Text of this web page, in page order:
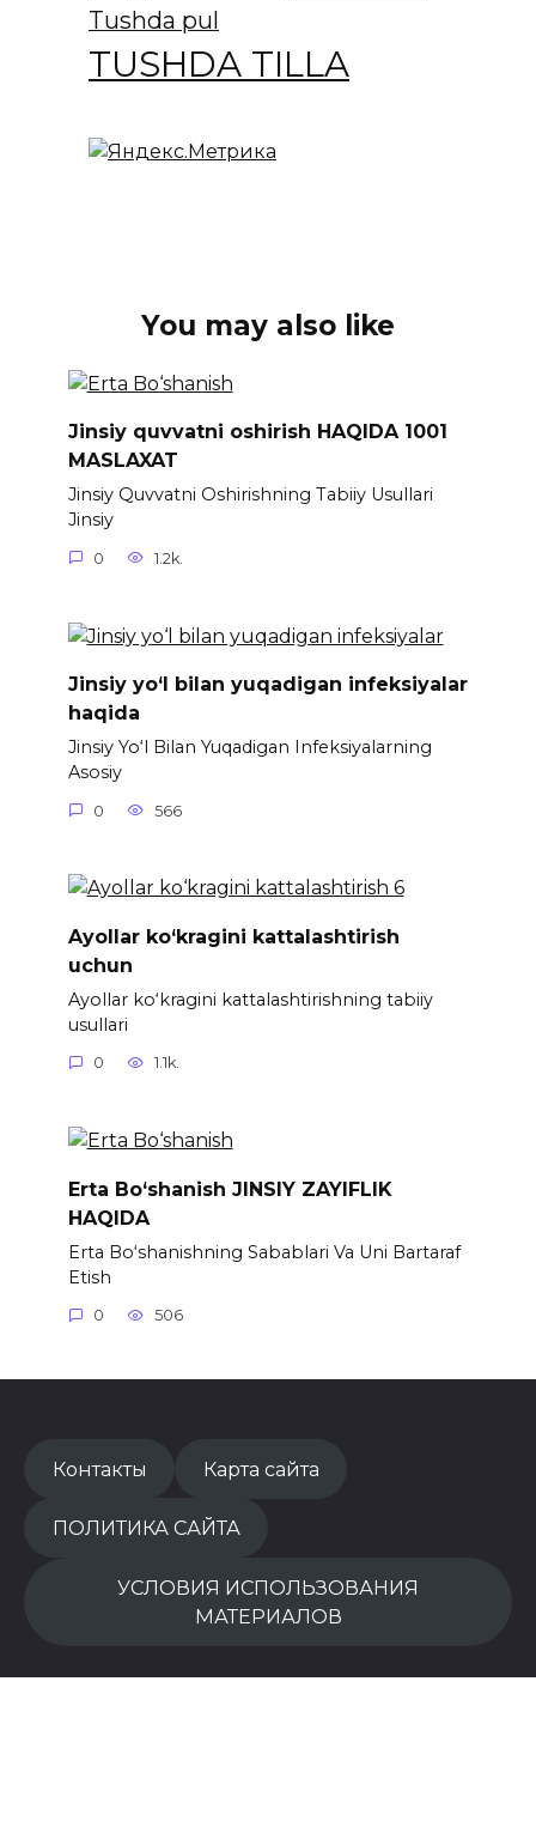
Tushda pul
TUSHDA TILLA
You may also like
Jinsiy quvvatni oshirish HAQIDA 1001
MASLAXAT
Jinsiy Quvvatni Oshirishning Tabiiy Usullari
Jinsiy
0 1.2k.
Jinsiy yo‘l bilan yuqadigan infeksiyalar
haqida
Jinsiy Yo‘l Bilan Yuqadigan Infeksiyalarning
Asosiy
0 566
Ayollar ko‘kragini kattalashtirish
uchun
Ayollar ko‘kragini kattalashtirishning tabiiy
usullari
0 1.1k.
Erta Bo‘shanish JINSIY ZAYIFLIK
HAQIDA
Erta Bo‘shanishning Sabablari Va Uni Bartaraf
Etish
0 506
Контакты Карта сайта
ПОЛИТИКА САЙТА
УСЛОВИЯ ИСПОЛЬЗОВАНИЯ
МАТЕРИАЛОВ